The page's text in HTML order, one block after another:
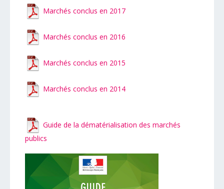
Marchés conclus en 2017
Marchés conclus en 2016
Marchés conclus en 2015
Marchés conclus en 2014
Guide de la dématérialisation des marchés
publics